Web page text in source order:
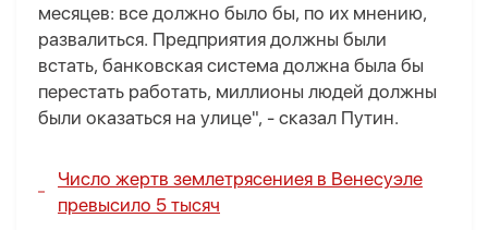
месяцев: все должно было бы, по их мнению,
развалиться. Предприятия должны были
встать, банковская система должна была бы
перестать работать, миллионы людей должны
были оказаться на улице", - сказал Путин.
Число жертв землетрясениея в Венесуэле
превысило 5 тысяч